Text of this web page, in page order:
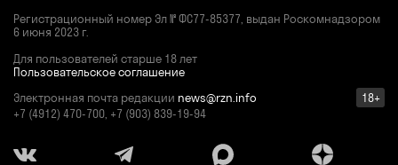
Регистрационный номер Эл № ФС77-85377, выдан Роскомнадзором
6 июня 2023 г.
Для пользователей старше 18 лет
Пользовательское соглашение
Электронная почта редакции news@rzn.info
18+
+7 (4912) 470-700, +7 (903) 839-19-94